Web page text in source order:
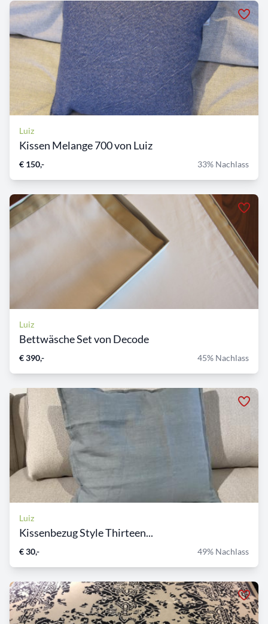
Luiz
Kissen Melange 700 von Luiz
€ 150,- 33% Nachlass
Luiz
Bettwäsche Set von Decode
€ 390,- 45% Nachlass
Luiz
Kissenbezug Style Thirteen...
€ 30,- 49% Nachlass